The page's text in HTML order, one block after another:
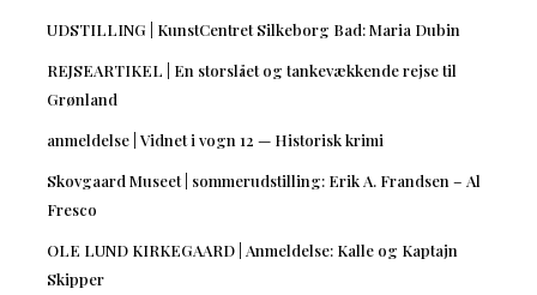
UDSTILLING | KunstCentret Silkeborg Bad: Maria Dubin
REJSEARTIKEL | En storslået og tankevækkende rejse til
Grønland
anmeldelse | Vidnet i vogn 12 — Historisk krimi
Skovgaard Museet | sommerudstilling: Erik A. Frandsen – Al
Fresco
OLE LUND KIRKEGAARD | Anmeldelse: Kalle og Kaptajn
Skipper